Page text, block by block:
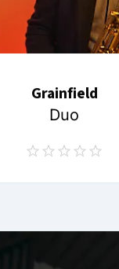
Grainfield
Duo